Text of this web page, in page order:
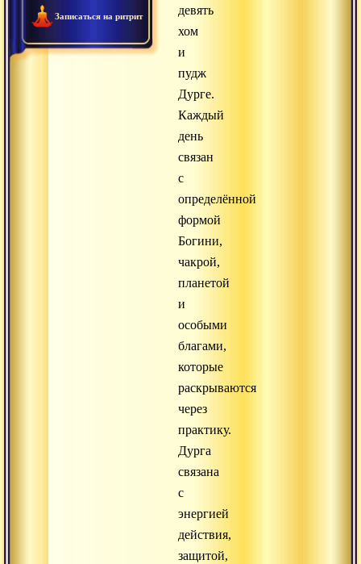
Записаться на ритрит
девять
хом
и
пудж
Дурге.
Каждый
день
связан
с
определённой
формой
Богини,
чакрой,
планетой
и
особыми
благами,
которые
раскрываются
через
практику.
Дурга
связана
с
энергией
действия,
защитой,